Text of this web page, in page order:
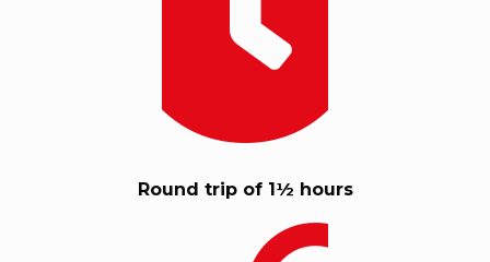
Round trip of 1½ hours